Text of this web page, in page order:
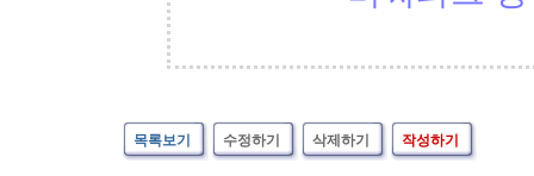
목록보기 수정하기 삭제하기 작성하기